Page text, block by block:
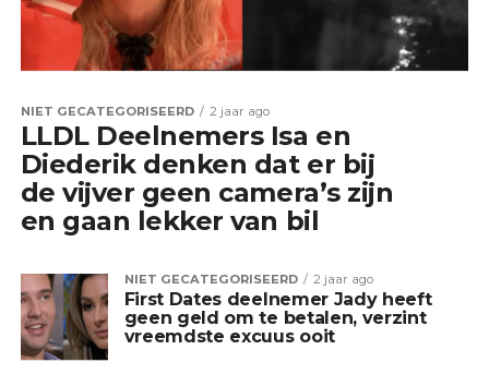
NIET GECATEGORISEERD 2 jaar ago
LLDL Deelnemers Isa en
Diederik denken dat er bij
de vijver geen camera’s zijn
en gaan lekker van bil
NIET GECATEGORISEERD 2 jaar ago
First Dates deelnemer Jady heeft
geen geld om te betalen, verzint
vreemdste excuus ooit